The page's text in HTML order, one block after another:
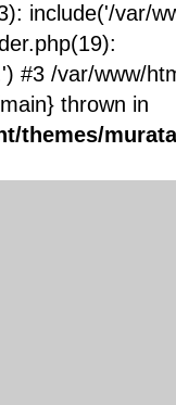
include('/var/
#3 /var/www/
thrown in
themes/